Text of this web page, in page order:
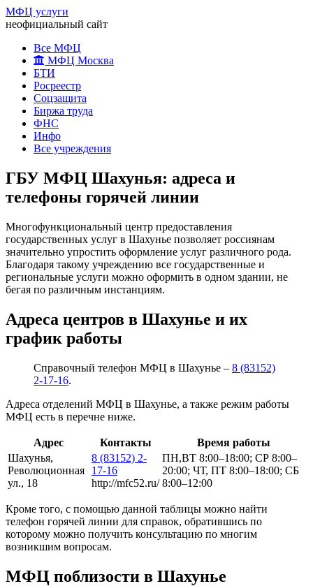
МФЦ услуги
неофициальный сайт
Все МФЦ
МФЦ Москва
БТИ
Росреестр
Соцзащита
Биржа труда
ФНС
Инфо
Все учреждения
ГБУ МФЦ Шахунья: адреса и
телефоны горячей линии
Многофункциональный центр предоставления
государственных услуг в Шахунье позволяет россиянам
значительно упростить оформление услуг различного рода.
Благодаря такому учреждению все государственные и
региональные услуги можно оформить в одном здании, не
бегая по различным инстанциям.
Адреса центров в Шахунье и их
график работы
Справочный телефон МФЦ в Шахунье – 8 (83152)
2-17-16.
Адреса отделений МФЦ в Шахунье, а также режим работы
МФЦ есть в перечне ниже.
Адрес Контакты
Время работы
Шахунья,
Революционная
ул., 18
8 (83152) 2-
17-16
http://mfc52.ru/
ПН,ВТ 8:00–18:00; СР 8:00–
20:00; ЧТ, ПТ 8:00–18:00; СБ
8:00–12:00
Кроме того, с помощью данной таблицы можно найти
телефон горячей линии для справок, обратившись по
которому можно получить консультацию по многим
возникшим вопросам.
МФЦ поблизости в Шахунье